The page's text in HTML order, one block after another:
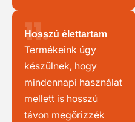
11.
Hosszú élettartam
Termékeink úgy
készülnek, hogy
mindennapi használat
mellett is hosszú
távon megőrizzék